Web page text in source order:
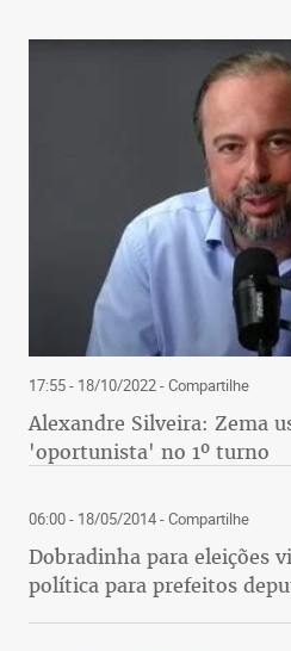
17:55 - 18/10/2022- Compartilhe
Alexandre Silveira: Zema
'oportunista' no 1º turno
06:00 - 18/05/2014- Compartilhe
Dobradinha para eleições
política para prefeitos